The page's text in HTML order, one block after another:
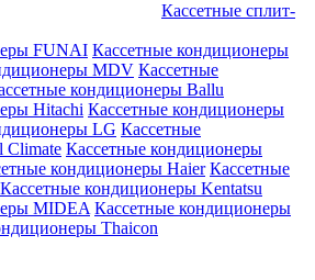
Кассетные сплит-
FUNAI Кассетные кондиционеры
MDV Кассетные
кондиционеры Ballu
Hitachi Кассетные кондиционеры
LG Кассетные
Climate Кассетные кондиционеры
кондиционеры Haier Кассетные
Кассетные кондиционеры Kentatsu
MIDEA Кассетные кондиционеры
Thaicon